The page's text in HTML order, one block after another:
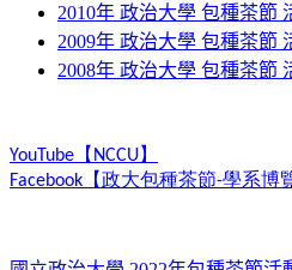
2010年 政治大學 包種茶節
2009年 政治大學 包種茶節
2008年 政治大學 包種茶節
YouTube 【 NCCU】
Facebook 【政大包種茶節-學系博